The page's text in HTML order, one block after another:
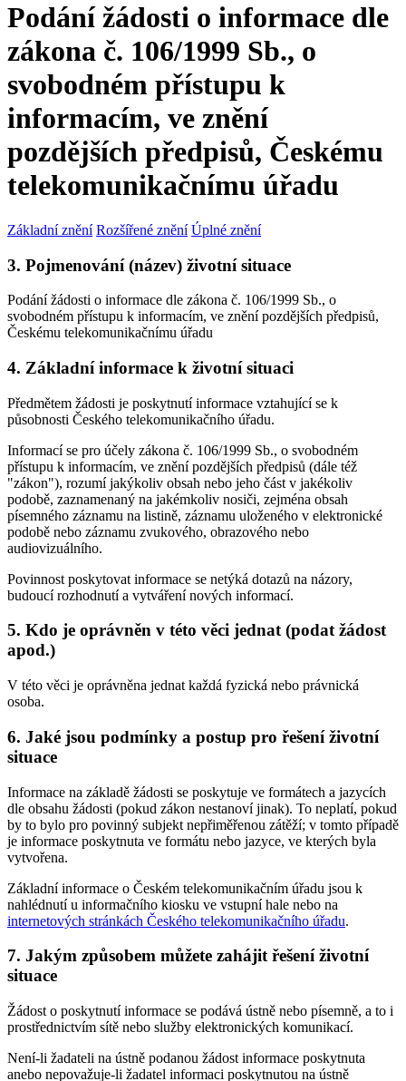
Podání žádosti o informace dle
zákona č. 106/1999 Sb., o
svobodném přístupu k
informacím, ve znění
pozdějších předpisů, Českému
telekomunikačnímu úřadu
Základní znění Rozšířené znění Úplné znění
3. Pojmenování (název) životní situace
Podání žádosti o informace dle zákona č. 106/1999 Sb., o
svobodném přístupu k informacím, ve znění pozdějších předpisů,
Českému telekomunikačnímu úřadu
4. Základní informace k životní situaci
Předmětem žádosti je poskytnutí informace vztahující se k
působnosti Českého telekomunikačního úřadu.
Informací se pro účely zákona č. 106/1999 Sb., o svobodném
přístupu k informacím, ve znění pozdějších předpisů (dále též
"zákon"), rozumí jakýkoliv obsah nebo jeho část v jakékoliv
podobě, zaznamenaný na jakémkoliv nosiči, zejména obsah
písemného záznamu na listině, záznamu uloženého v elektronické
podobě nebo záznamu zvukového, obrazového nebo
audiovizuálního.
Povinnost poskytovat informace se netýká dotazů na názory,
budoucí rozhodnutí a vytváření nových informací.
5. Kdo je oprávněn v této věci jednat (podat žádost
apod.)
V této věci je oprávněna jednat každá fyzická nebo právnická
osoba.
6. Jaké jsou podmínky a postup pro řešení životní
situace
Informace na základě žádosti se poskytuje ve formátech a jazycích
dle obsahu žádosti (pokud zákon nestanoví jinak). To neplatí, pokud
by to bylo pro povinný subjekt nepřiměřenou zátěží; v tomto případě
je informace poskytnuta ve formátu nebo jazyce, ve kterých byla
vytvořena.
Základní informace o Českém telekomunikačním úřadu jsou k
nahlédnutí u informačního kiosku ve vstupní hale nebo na
internetových stránkách Českého telekomunikačního úřadu.
7. Jakým způsobem můžete zahájit řešení životní
situace
Žádost o poskytnutí informace se podává ústně nebo písemně, a to i
prostřednictvím sítě nebo služby elektronických komunikací.
Není-li žadateli na ústně podanou žádost informace poskytnuta
anebo nepovažuje-li žadatel informaci poskytnutou na ústně